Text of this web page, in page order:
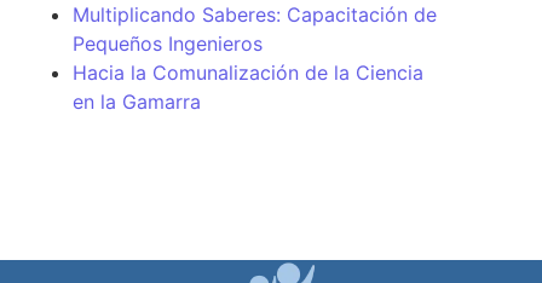
Multiplicando Saberes: Capacitación de
Pequeños Ingenieros
Hacia la Comunalización de la Ciencia
en la Gamarra